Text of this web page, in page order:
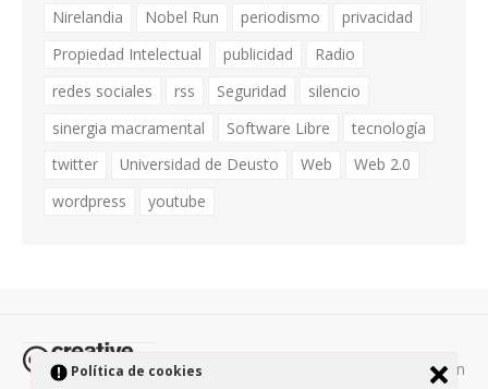
Política de cookies
Nirelandia
Nobel Run periodismo
privacidad
Propiedad Intelectual
publicidad
Radio
redes sociales
rss Seguridad
silencio
sinergia macramental
Software Libre
tecnología
twitter
Universidad de Deusto Web
Web 2.0
wordpress
youtube
Todos los contenidos de esta página están